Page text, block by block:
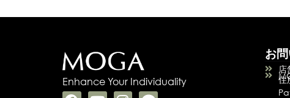
Enhance Your Individuality
お
店
住